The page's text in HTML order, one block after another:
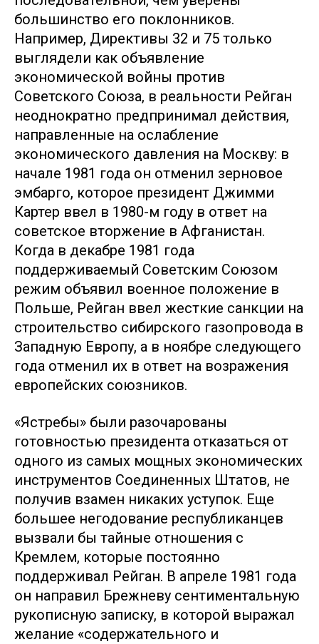
большинство его поклонников.
Например, Директивы 32 и 75 только
выглядели как объявление
экономической войны против
Советского Союза, в реальности Рейган
неоднократно предпринимал действия,
направленные на ослабление
экономического давления на Москву: в
начале 1981 года он отменил зерновое
эмбарго, которое президент Джимми
Картер ввел в 1980-м году в ответ на
советское вторжение в Афганистан.
Когда в декабре 1981 года
поддерживаемый Советским Союзом
режим объявил военное положение в
Польше, Рейган ввел жесткие санкции на
строительство сибирского газопровода в
Западную Европу, а в ноябре следующего
года отменил их в ответ на возражения
европейских союзников.
«Ястребы» были разочарованы
готовностью президента отказаться от
одного из самых мощных экономических
инструментов Соединенных Штатов, не
получив взамен никаких уступок. Еще
большее негодование республиканцев
вызвали бы тайные отношения с
Кремлем, которые постоянно
поддерживал Рейган. В апреле 1981 года
он направил Брежневу сентиментальную
рукописную записку, в которой выражал
желание «содержательного и